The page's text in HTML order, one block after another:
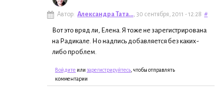
Автор: Александра Тата..., 30 сентября, 2011 - 12:28 #
Вот это вряд ли, Елена. Я тоже не зарегистрирована
на Радикале. Но надпись добавляется без каких-
либо проблем.
Войдите или зарегистрируйтесь , чтобы отправлять
комментарии